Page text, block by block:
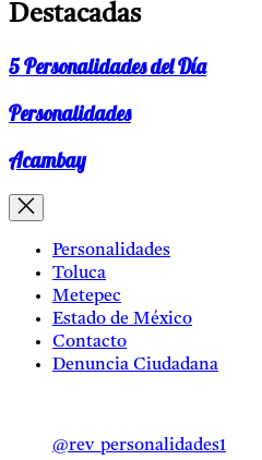
Destacadas
5 Personalidades del Día
Personalidades
Acambay
Personalidades
Toluca
Metepec
Estado de México
Contacto
Denuncia Ciudadana
@rev_personalidades1